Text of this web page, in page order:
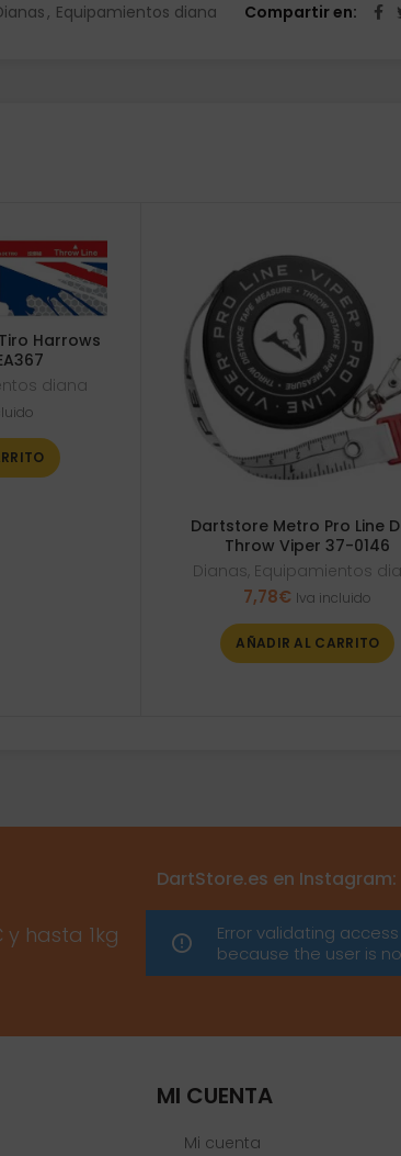
, Equipamientos diana Compartir en
Harrows
diana
Dartstore Metro Pro Line
Throw Viper 37-0146
Dianas, Equipamientos
7,78€ Iva incluido
AÑADIR AL CARRITO
y hasta 1kg
DartStore.es en Instagram:
Error validating
because the user is
MI CUENTA
Mi cuenta